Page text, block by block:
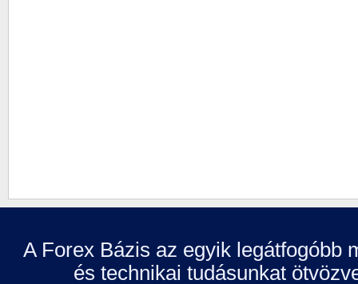
A Forex Bázis az egyik legátfogóbb
és technikai tudásunkat